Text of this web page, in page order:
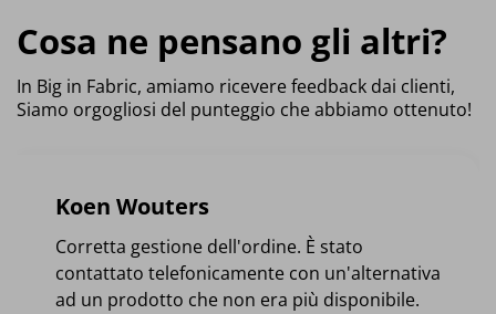
Cosa ne pensano gli altri?
In Big in Fabric, amiamo ricevere feedback dai clienti,
Siamo orgogliosi del punteggio che abbiamo ottenuto!
Koen Wouters
Corretta gestione dell'ordine. È stato
contattato telefonicamente con un'alternativa
ad un prodotto che non era più disponibile.